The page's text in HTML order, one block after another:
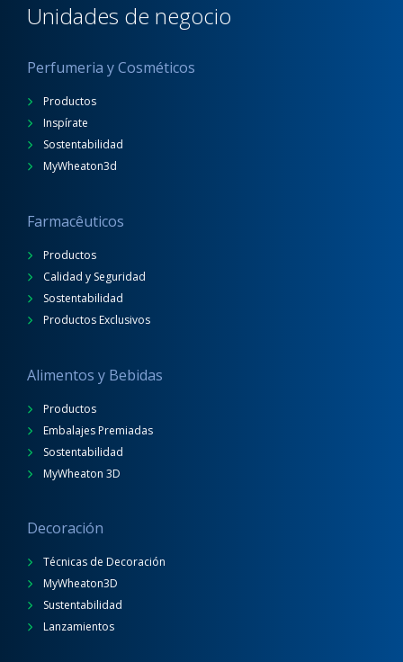
Unidades de negocio
Perfumeria y Cosméticos
Productos
Inspírate
Sostentabilidad
MyWheaton3d
Farmacêuticos
Productos
Calidad y Seguridad
Sostentabilidad
Productos Exclusivos
Alimentos y Bebidas
Productos
Embalajes Premiadas
Sostentabilidad
MyWheaton 3D
Decoración
Técnicas de Decoración
MyWheaton3D
Sustentabilidad
Lanzamientos